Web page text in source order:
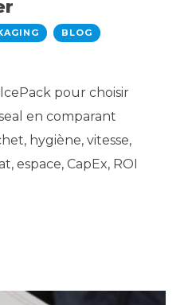
BLOG
pour choisir
en comparant
hygiène, vitesse,
espace, CapEx, ROI